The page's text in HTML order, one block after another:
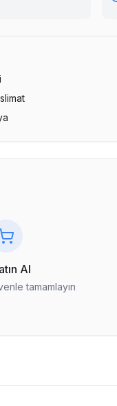
Al
tamamlayın